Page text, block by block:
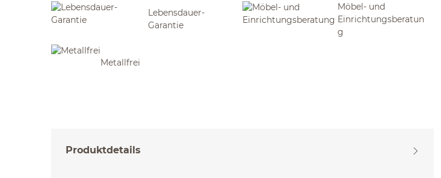
Lebensdauer-
Garantie
Möbel- und
Einrichtungsberatun
g
Metallfrei
Produktdetails